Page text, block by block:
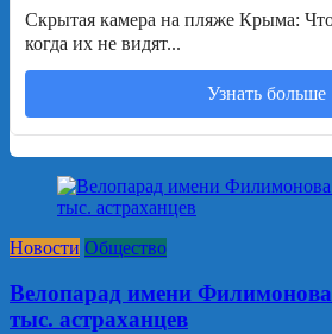
Скрытая камера на пляже Крыма:
когда их не видят...
Узнать больше
Новости Общество
Велопарад имени Филимонова
тыс. астраханцев